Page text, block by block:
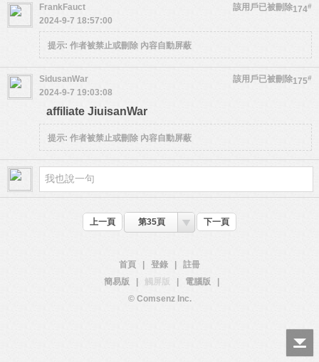
174#
FrankFauct
該用戶已被刪除
2024-9-7 18:57:00
提示: 作者被禁止或刪除 內容自動屏蔽
175#
SidusanWar
該用戶已被刪除
2024-9-7 19:03:08
affiliate JiuisanWar
提示: 作者被禁止或刪除 內容自動屏蔽
上一頁 第35頁 下一頁
首頁 登錄
註冊
簡易版
觸屏版 電腦版
© Comsenz Inc.